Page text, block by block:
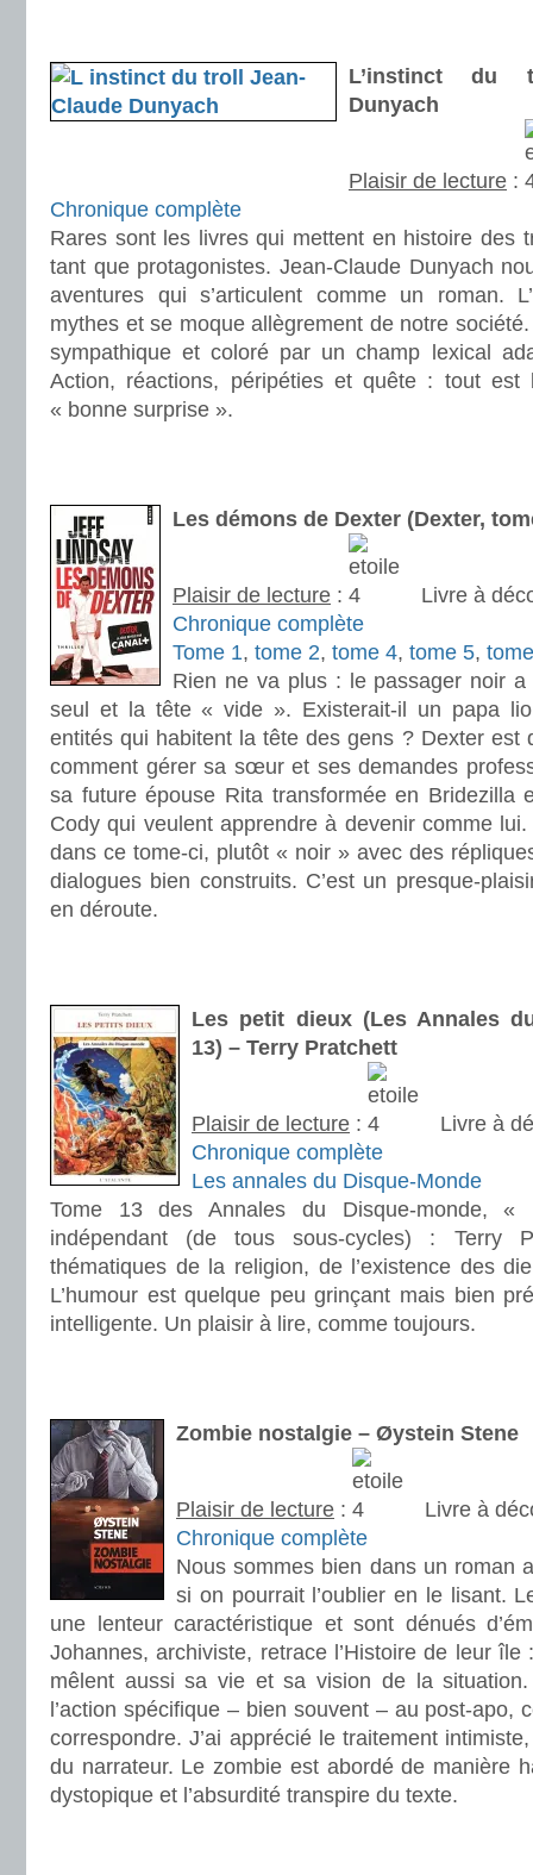
L’instinct du
Dunyach
Plaisir de lecture :
Chronique complète
Rares sont les livres qui mettent en histoire des
tant que protagonistes. Jean-Claude Dunyach
aventures qui s’articulent comme un roman.
mythes et se moque allègrement de notre
sympathique et coloré par un champ lexical
Action, réactions, péripéties et quête : tout
« bonne surprise ».
Les démons de Dexter (Dexter,
Plaisir de lecture :
Livre à
Chronique complète
Tome 1, tome 2, tome 4, tome 5,
Rien ne va plus : le passager noir a
seul et la tête « vide ». Existerait-il un papa
entités qui habitent la tête des gens ? Dexter
comment gérer sa sœur et ses demandes
sa future épouse Rita transformée en Bridezilla
Cody qui veulent apprendre à devenir comme
dans ce tome-ci, plutôt « noir » avec des
dialogues bien construits. C’est un presque-
en déroute.
Les petit dieux (Les Annales
13) – Terry Pratchett
Plaisir de lecture :
Livre à
Chronique complète
Les annales du Disque-Monde
Tome 13 des Annales du Disque-monde,
indépendant (de tous sous-cycles) : Terry
thématiques de la religion, de l’existence des
L’humour est quelque peu grinçant mais bien
intelligente. Un plaisir à lire, comme toujours.
Zombie nostalgie – Øystein Stene
Plaisir de lecture :
Livre à
Chronique complète
Nous sommes bien dans un roman
si on pourrait l’oublier en le lisant.
une lenteur caractéristique et sont dénués
Johannes, archiviste, retrace l’Histoire de leur
mêlent aussi sa vie et sa vision de la
l’action spécifique – bien souvent – au post-apo,
correspondre. J’ai apprécié le traitement
du narrateur. Le zombie est abordé de manière
dystopique et l’absurdité transpire du texte.